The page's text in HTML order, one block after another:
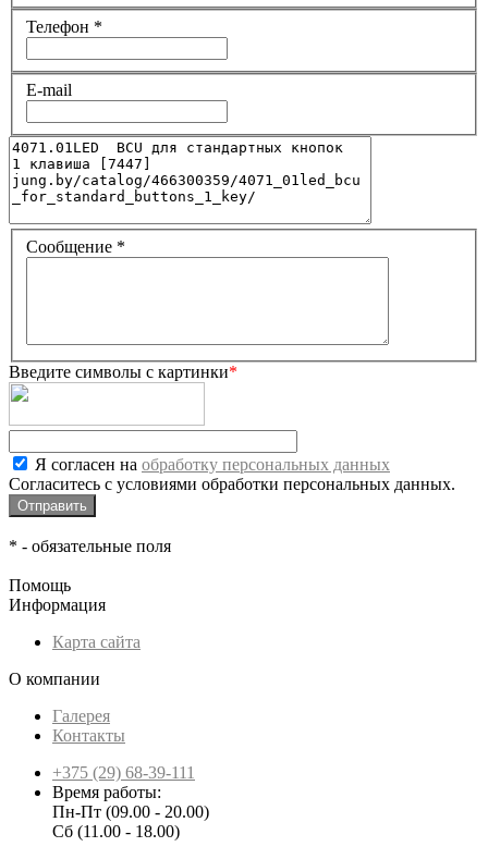
Телефон *
E-mail
Сообщение *
Введите символы с картинки*
Я согласен на обработку персональных данных
Согласитесь с условиями обработки персональных данных.
* - обязательные поля
Помощь
Информация
Карта сайта
О компании
Галерея
Контакты
+375 (29) 68-39-111
Время работы:
Пн-Пт (09.00 - 20.00)
Сб (11.00 - 18.00)